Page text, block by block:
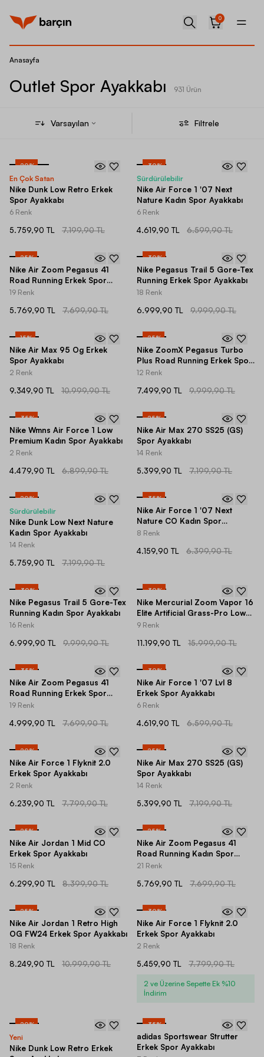
0
Anasayfa
Outlet Spor Ayakkabı 931 Ürün
Varsayılan Filtrele
-20%
En Çok Satan
Nike Dunk Low Retro Erkek
Spor Ayakkabı
6 Renk
5.759,90 TL 7.199,90 TL
-30%
Sürdürülebilir
Nike Air Force 1 '07 Next
Nature Kadın Spor Ayakkabı
6 Renk
4.619,90 TL 6.599,90 TL
-25%
Nike Air Zoom Pegasus 41
Road Running Erkek Spor
Ayakkabı
19 Renk
5.769,90 TL 7.699,90 TL
-30%
Nike Pegasus Trail 5 Gore-Tex
Running Erkek Spor Ayakkabı
18 Renk
6.999,90 TL 9.999,90 TL
-15%
Nike Air Max 95 Og Erkek
Spor Ayakkabı
2 Renk
9.349,90 TL 10.999,90 TL
-25%
Nike ZoomX Pegasus Turbo
Plus Road Running Erkek Spor
Ayakkabı
12 Renk
7.499,90 TL 9.999,90 TL
-35%
Nike Wmns Air Force 1 Low
Premium Kadın Spor Ayakkabı
2 Renk
4.479,90 TL 6.899,90 TL
-25%
Nike Air Max 270 SS25 (GS)
Spor Ayakkabı
14 Renk
5.399,90 TL 7.199,90 TL
-20%
Sürdürülebilir
Nike Dunk Low Next Nature
Kadın Spor Ayakkabı
14 Renk
5.759,90 TL 7.199,90 TL
-35%
Nike Air Force 1 '07 Next
Nature CO Kadın Spor
Ayakkabı
8 Renk
4.159,90 TL 6.399,90 TL
-30%
Nike Pegasus Trail 5 Gore-Tex
Running Kadın Spor Ayakkabı
16 Renk
6.999,90 TL 9.999,90 TL
-30%
Nike Mercurial Zoom Vapor 16
Elite Artificial Grass-Pro Low-
Top Erkek Krampon
9 Renk
11.199,90 TL 15.999,90 TL
-35%
Nike Air Zoom Pegasus 41
Road Running Erkek Spor
Ayakkabı
19 Renk
4.999,90 TL 7.699,90 TL
-30%
Nike Air Force 1 '07 Lvl 8
Erkek Spor Ayakkabı
6 Renk
4.619,90 TL 6.599,90 TL
-20%
Nike Air Force 1 Flyknit 2.0
Erkek Spor Ayakkabı
2 Renk
6.239,90 TL 7.799,90 TL
-25%
Nike Air Max 270 SS25 (GS)
Spor Ayakkabı
14 Renk
5.399,90 TL 7.199,90 TL
-25%
Nike Air Jordan 1 Mid CO
Erkek Spor Ayakkabı
15 Renk
6.299,90 TL 8.399,90 TL
-25%
Nike Air Zoom Pegasus 41
Road Running Kadın Spor
Ayakkabı
21 Renk
5.769,90 TL 7.699,90 TL
-25%
Nike Air Jordan 1 Retro High
OG FW24 Erkek Spor Ayakkabı
18 Renk
8.249,90 TL 10.999,90 TL
-30%
Nike Air Force 1 Flyknit 2.0
Erkek Spor Ayakkabı
2 Renk
5.459,90 TL 7.799,90 TL
2 ve Üzerine Sepette Ek %10
İndirim
-20%
Yeni
Nike Dunk Low Retro Erkek
-35%
adidas Sportswear Strutter
Erkek Spor Ayakkabı